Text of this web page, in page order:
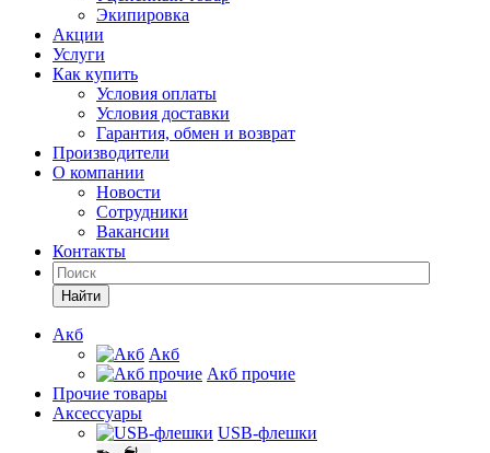
Экипировка
Акции
Услуги
Как купить
Условия оплаты
Условия доставки
Гарантия, обмен и возврат
Производители
О компании
Новости
Сотрудники
Вакансии
Контакты
Найти
Акб
Акб
Акб прочие
Прочие товары
Аксессуары
USB-флешки